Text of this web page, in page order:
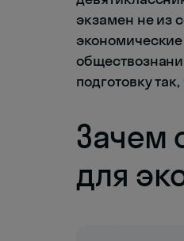
экзамен не из
подготовку
Зачем
для